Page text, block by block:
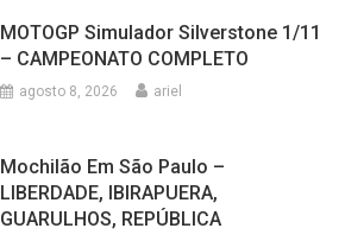
MOTOGP Simulador Silverstone 1/11
– CAMPEONATO COMPLETO
agosto 8, 2026 ariel
Mochilão Em São Paulo –
LIBERDADE, IBIRAPUERA,
GUARULHOS, REPÚBLICA